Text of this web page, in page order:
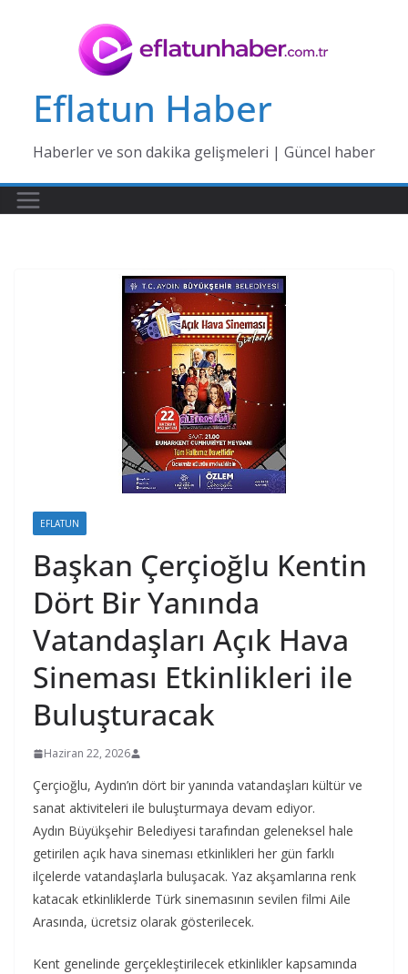
Eflatun Haber
Haberler ve son dakika gelişmeleri | Güncel haber
EFLATUN
Başkan Çerçioğlu Kentin
Dört Bir Yanında
Vatandaşları Açık Hava
Sineması Etkinlikleri ile
Buluşturacak
Haziran 22, 2026
Çerçioğlu, Aydın’ın dört bir yanında vatandaşları kültür ve
sanat aktiviteleri ile buluşturmaya devam ediyor.
Aydın Büyükşehir Belediyesi tarafından geleneksel hale
getirilen açık hava sineması etkinlikleri her gün farklı
ilçelerde vatandaşlarla buluşacak. Yaz akşamlarına renk
katacak etkinliklerde Türk sinemasının sevilen filmi Aile
Arasında, ücretsiz olarak gösterilecek.
Kent genelinde gerçekleştirilecek etkinlikler kapsamında